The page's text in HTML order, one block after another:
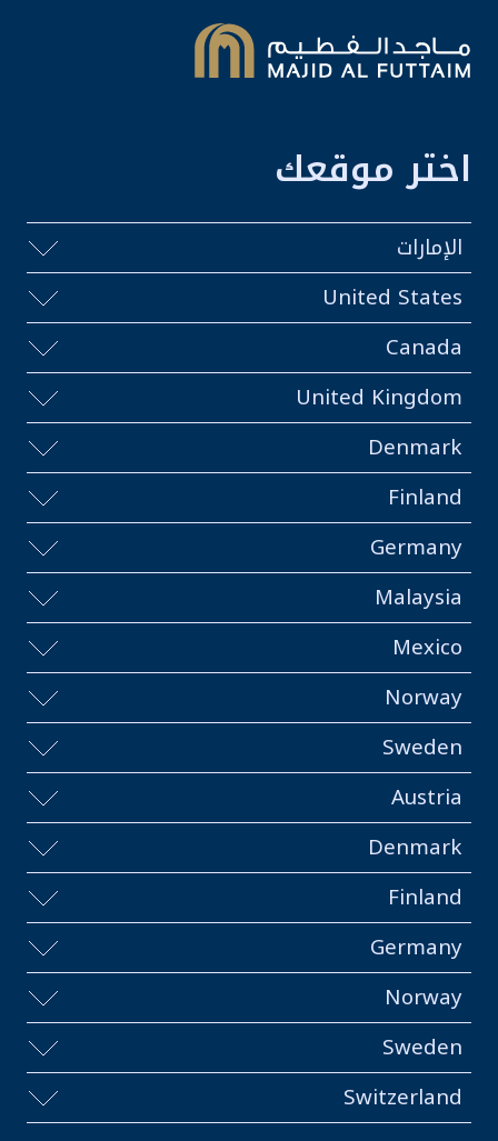
اختر موقعك
الإمارات
United States
Canada
United Kingdom
Denmark
Finland
Germany
Malaysia
Mexico
Norway
Sweden
Austria
Denmark
Finland
Germany
Norway
Sweden
Switzerland